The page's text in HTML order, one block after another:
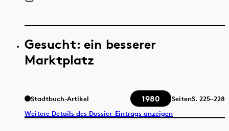
Gesucht: ein besserer
Marktplatz
Stadtbuch-Artikel 1980 SeitenS. 225–228
Weitere Details des Dossier-Eintrags anzeigen